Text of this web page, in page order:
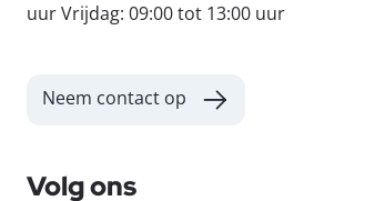
uur Vrijdag: 09:00 tot 13:00 uur
Neem contact op
Volg ons